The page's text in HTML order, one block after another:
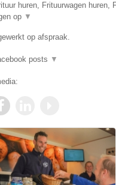
huren, Frituurwagen huren,
op ▼
op afspraak.
posts ▼